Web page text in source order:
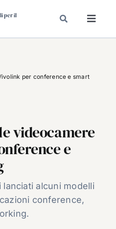
per il
per conference e smart
videocamere
e
alcuni modelli
conference,